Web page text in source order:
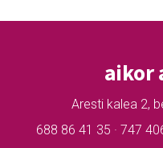
aikor
Aresti kalea 2,
688 86 41 35 · 747